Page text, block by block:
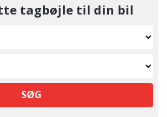
tagbøjle til din bil
SØG